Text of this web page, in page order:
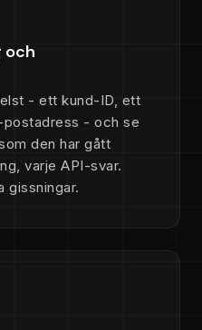
och
- ett kund-ID, ett
postadress - och se
den har gått
varje API-svar.
gissningar.